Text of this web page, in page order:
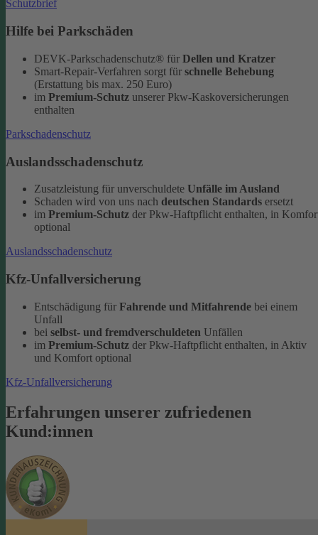
Schutzbrief
Hilfe bei Parkschäden
DEVK-Parkschadenschutz® für Dellen und Kratzer
Smart-Repair-Verfahren sorgt für schnelle Behebung
(Erstattung bis max. 250 Euro)
im Premium-Schutz unserer Pkw-Kaskoversicherungen
enthalten
Parkschadenschutz
Auslandsschadenschutz
Zusatzleistung für unverschuldete Unfälle im Ausland
Schaden wird von uns nach deutschen Standards ersetzt
im Premium-Schutz der Pkw-Haftpflicht enthalten, in
optional
Auslandsschadenschutz
Kfz-Unfallversicherung
Entschädigung für Fahrende und Mitfahrende bei einem
Unfall
bei selbst- und fremdverschuldeten Unfällen
im Premium-Schutz der Pkw-Haftpflicht enthalten, in Aktiv
und Komfort optional
Kfz-Unfallversicherung
Erfahrungen unserer zufriedenen
Kund:innen